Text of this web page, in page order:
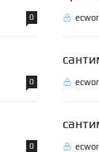
0
0
0